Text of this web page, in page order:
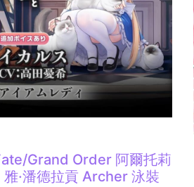
Grand Order 阿爾托莉
雅·潘德拉貢 Archer 泳裝